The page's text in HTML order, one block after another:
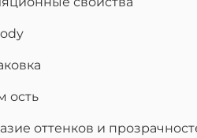
ость
оттенков и